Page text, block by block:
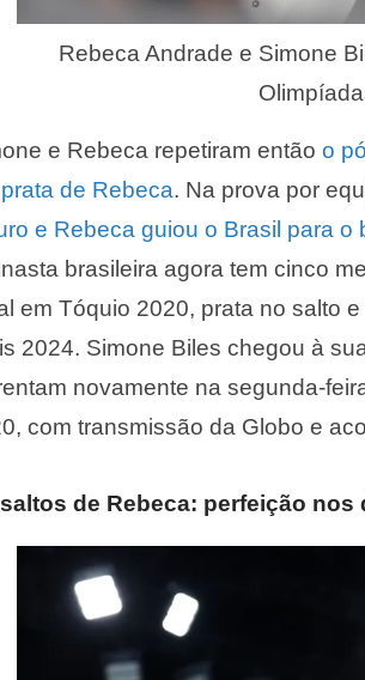
Rebeca Andrade e Simone
e Rebeca repetiram então o
de Rebeca. Na prova por
e Rebeca guiou o Brasil para o
brasileira agora tem cinco
em Tóquio 2020, prata no salto
2024. Simone Biles chegou à
novamente na segunda-
com transmissão da Globo e
de Rebeca: perfeição nos